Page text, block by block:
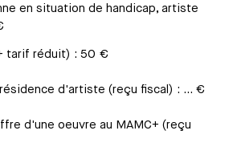
en situation de handicap, artiste
tarif réduit) : 50 €
d'artiste (reçu fiscal) : ... €
d'une oeuvre au MAMC+ (reçu